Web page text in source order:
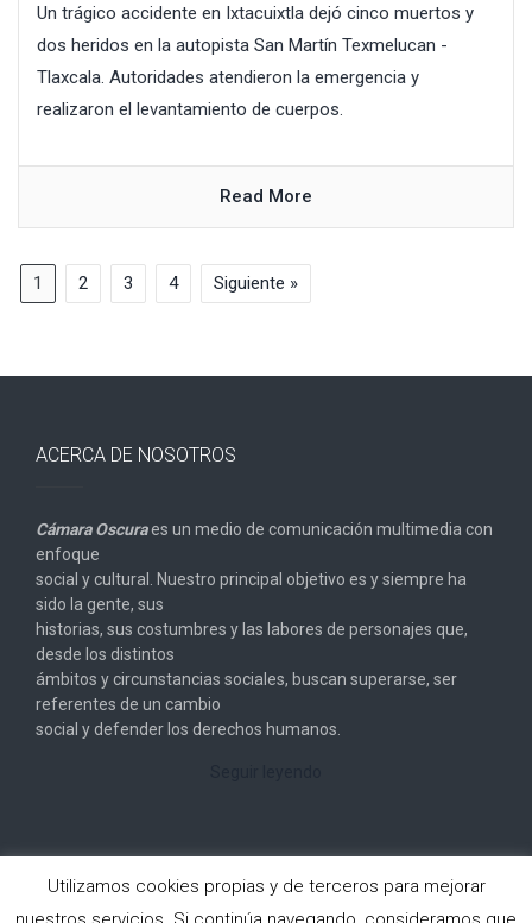
Un trágico accidente en Ixtacuixtla dejó cinco muertos y
dos heridos en la autopista San Martín Texmelucan -
Tlaxcala. Autoridades atendieron la emergencia y
realizaron el levantamiento de cuerpos.
Read More
1 2 3 4 Siguiente »
ACERCA DE NOSOTROS
Cámara Oscuraes un medio de comunicación multimedia con
enfoque
social y cultural. Nuestro principal objetivo es y siempre ha
sido la gente, sus
historias, sus costumbres y las labores de personajes que,
desde los distintos
ámbitos y circunstancias sociales, buscan superarse, ser
referentes de un cambio
social y defender los derechos humanos.
Utilizamos cookies propias y de terceros para mejorar